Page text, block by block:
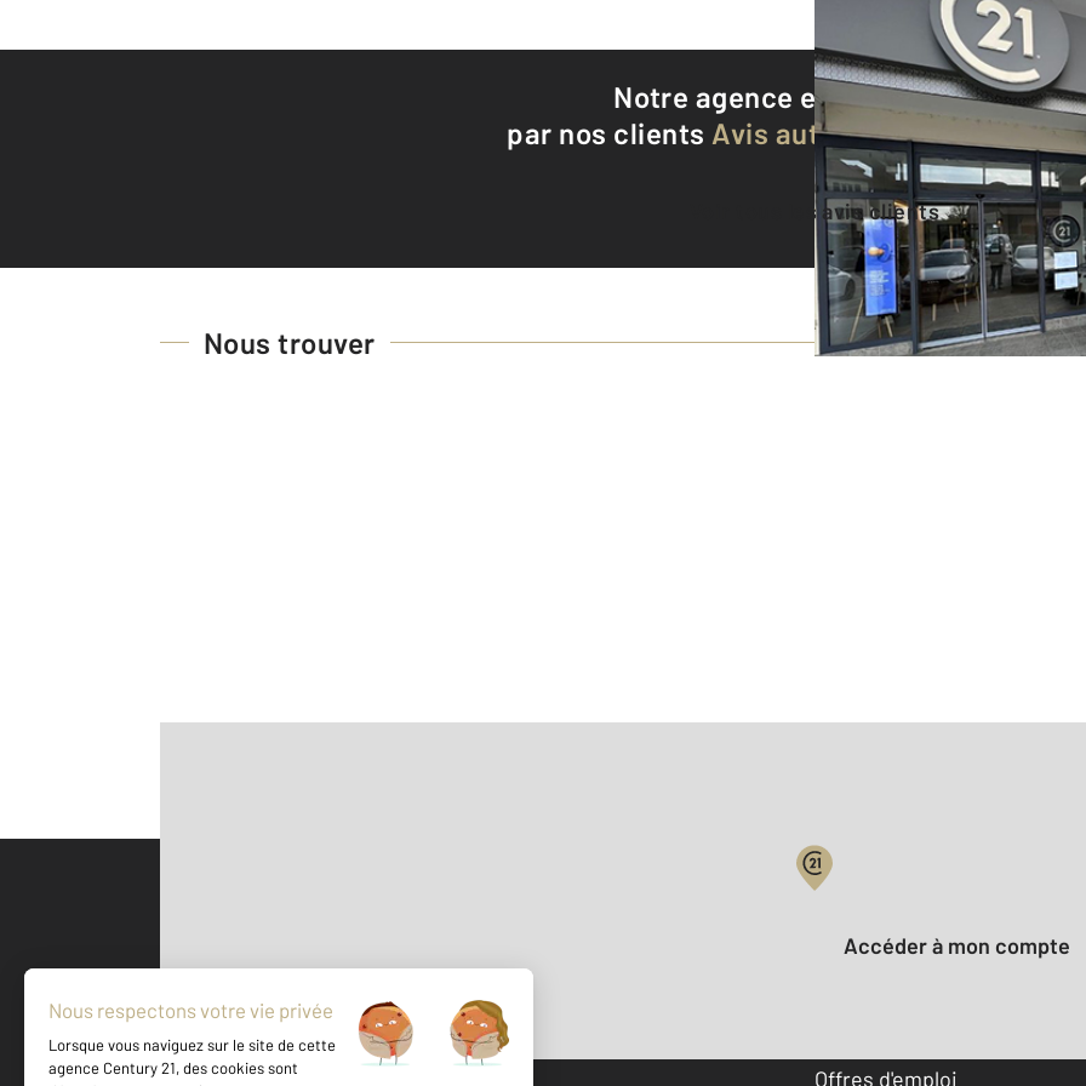
Notre agence est notée9,3/10
par nos clients Avis authentifiés par
Voir tous les avis clients
Nous trouver
500 m ©Mappy
Votre compte :
Accéder à mon compte
Offres d'emploi